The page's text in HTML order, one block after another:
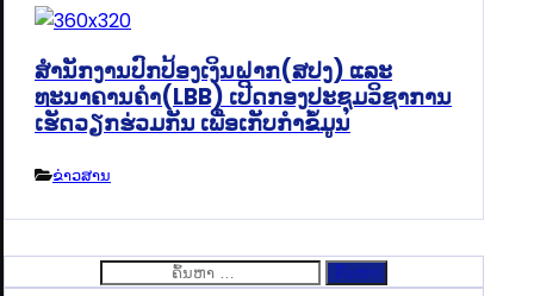
ສຳນັກງານປົກປ້ອງເງິນຝາກ(ສປງ) ແລະ
ທະນາຄານຄຳ(LBB) ເປີດກອງປະຊຸມວິຊາການ
ເຮັດວຽກຮ່ວມກັນ ເພື່ອເກັບກຳຂໍ້ມູນ
ຂ່າວສານ
ຄົ້ນຫາ